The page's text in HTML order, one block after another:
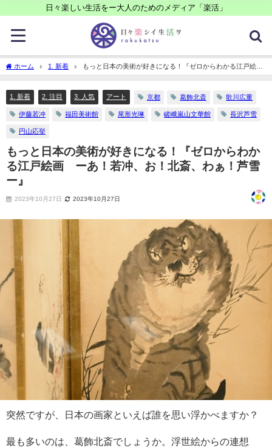
日々楽しい生活をー大人のためのメディア「楽活」
ホーム 1. 新着
もっと日本の美術が好きになる！『ゼロからわかる江戸絵
画 ーあ！若冲、お！北斎、わぁ！芦雪ー』
1. 新着 2. 注目 3. 人気 アート 京都 葛飾北斎 歌川広重
伊藤若冲 福田美術館 尾形光琳 嵯峨嵐山文華館 長沢芦雪
円山応挙
もっと日本の美術が好きになる！『ゼロからわか
る江戸絵画 ーあ！若冲、お！北斎、わぁ！芦雪
ー』
2023年10月27日 2023年10月27日
突然ですが、日本の画家といえば誰を思い浮かべますか？
最も多いのは、葛飾北斎でしょうか。浮世絵からの連想